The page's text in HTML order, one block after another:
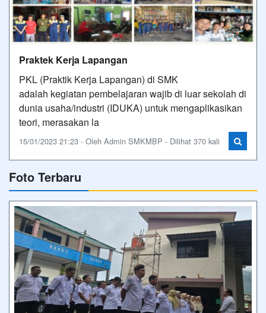
Praktek Kerja Lapangan
PKL (Praktik Kerja Lapangan) di SMK
adalah kegiatan pembelajaran wajib di luar sekolah di
dunia usaha/industri (IDUKA) untuk mengaplikasikan
teori, merasakan la
15/01/2023 21:23 - Oleh Admin SMKMBP - Dilihat 370 kali
Foto Terbaru